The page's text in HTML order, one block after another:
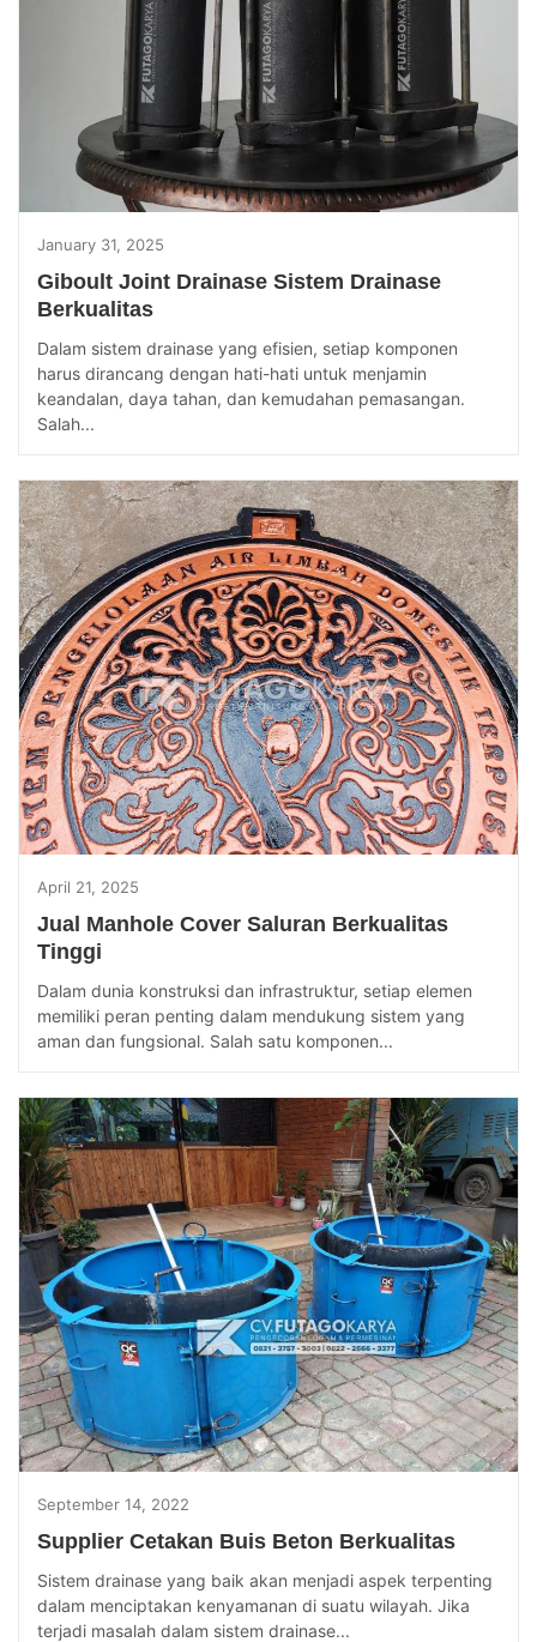
January 31, 2025
Giboult Joint Drainase Sistem Drainase
Berkualitas
Dalam sistem drainase yang efisien, setiap komponen
harus dirancang dengan hati-hati untuk menjamin
keandalan, daya tahan, dan kemudahan pemasangan.
Salah...
April 21, 2025
Jual Manhole Cover Saluran Berkualitas
Tinggi
Dalam dunia konstruksi dan infrastruktur, setiap elemen
memiliki peran penting dalam mendukung sistem yang
aman dan fungsional. Salah satu komponen...
September 14, 2022
Supplier Cetakan Buis Beton Berkualitas
Sistem drainase yang baik akan menjadi aspek terpenting
dalam menciptakan kenyamanan di suatu wilayah. Jika
terjadi masalah dalam sistem drainase...